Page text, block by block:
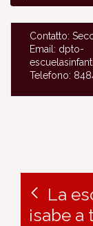
Contatto:
Email: dpto-
Telefono:
La
¡sabe a